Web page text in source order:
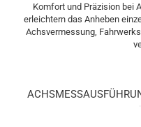
Komfort und Präzision bei
erleichtern das Anheben
Achsvermessung,